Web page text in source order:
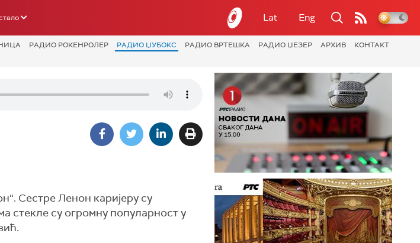
Lat Eng
РАДИО РОКЕНРОЛЕР РАДИО ЏУБОКС РАДИО ВРТЕШКА РАДИО ЏЕЗЕР АРХИВ
КОНТАКТ
Сестре Ленон каријеру су
стекле су огромну популарност у